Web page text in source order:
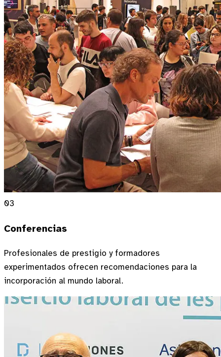
03
Conferencias
Profesionales de prestigio y formadores
experimentados ofrecen recomendaciones para la
incorporación al mundo laboral.